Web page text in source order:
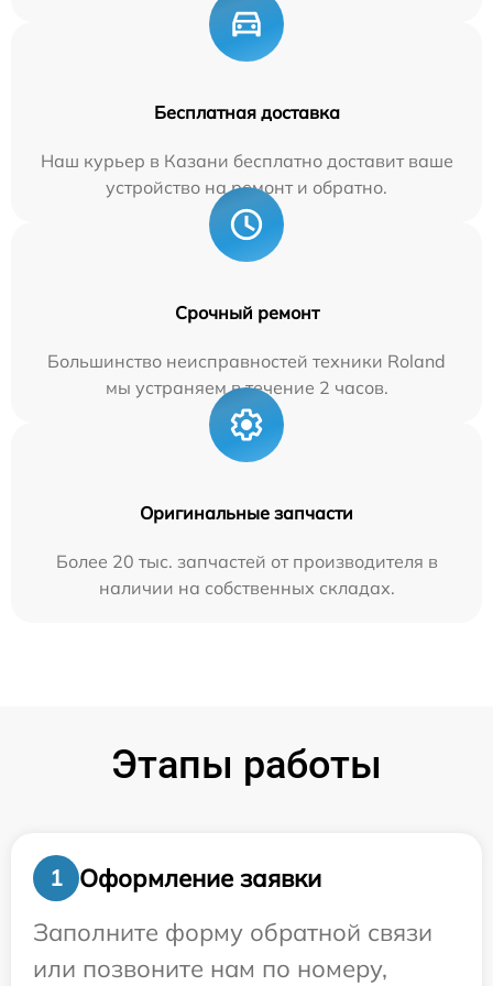
Бесплатная доставка
Наш курьер в Казани бесплатно доставит ваше
устройство на ремонт и обратно.
Срочный ремонт
Большинство неисправностей техники Roland
мы устраняем в течение 2 часов.
Оригинальные запчасти
Более 20 тыс. запчастей от производителя в
наличии на собственных складах.
Этапы работы
1
Оформление заявки
Заполните форму обратной связи
или позвоните нам по номеру,